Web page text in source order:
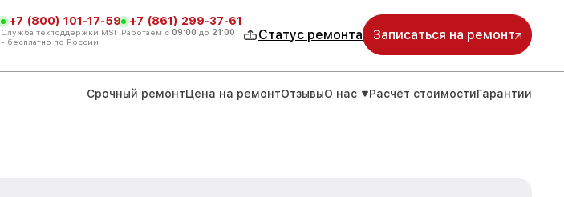
+7 (800) 101-17-59
Служба техподдержки MSI
- бесплатно по России
+7 (861) 299-37-61
Работаем с 09:00 до 21:00 Статус ремонта Записаться на ремонт
Срочный ремонтЦена на ремонтОтзывыО нас Расчёт стоимостиГарантии